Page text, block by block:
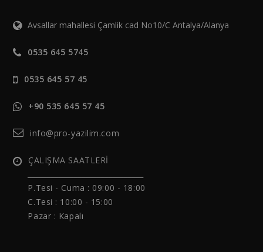
Avsallar mahallesi Çamlik cad No10/C Antalya/Alanya
0535 645 5745
0535 645 57 45
+90 535 645 57 45
info@pro-yazilim.com
ÇALIŞMA SAATLERİ
P.Tesi - Cuma : 09:00 - 18:00
C.Tesi : 10:00 - 15:00
Pazar : Kapalı